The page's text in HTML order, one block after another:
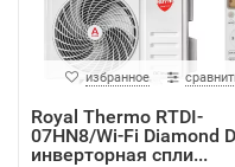
избранное
Royal Thermo RTDI-
07HN8/Wi-Fi Diamond
инверторная спли...